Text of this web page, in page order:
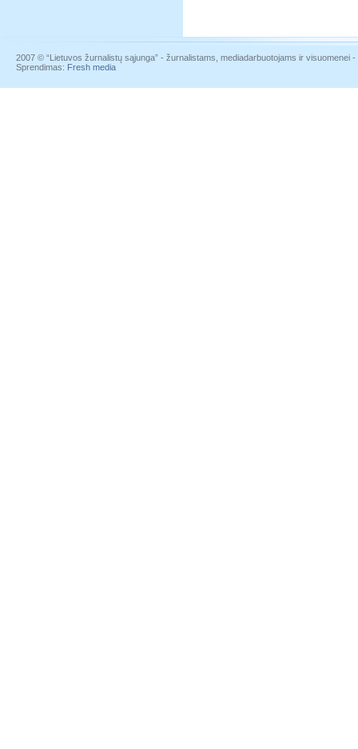
2007 © “Lietuvos žurnalistų sąjunga” - žurnalistams, mediadarbuotojams ir visuomenei
Sprendimas: Fresh media